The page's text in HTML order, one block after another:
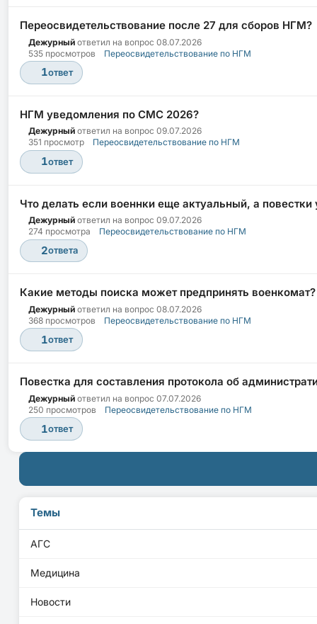
Переосвидетельствование после 27 для сборов НГМ?
Дежурный ответил на вопрос 08.07.2026
535 просмотров
Переосвидетельствование по НГМ
1ответ
НГМ уведомления по СМС 2026?
Дежурный ответил на вопрос 09.07.2026
351 просмотр
Переосвидетельствование по НГМ
1ответ
Что делать если военнки еще актуальный, а повестки
Дежурный ответил на вопрос 09.07.2026
274 просмотра
Переосвидетельствование по НГМ
2ответа
Какие методы поиска может предпринять военкомат?
Дежурный ответил на вопрос 08.07.2026
368 просмотров
Переосвидетельствование по НГМ
1ответ
Повестка для составления протокола об
Дежурный ответил на вопрос 07.07.2026
250 просмотров
Переосвидетельствование по НГМ
1ответ
Темы
АГС
Медицина
Новости